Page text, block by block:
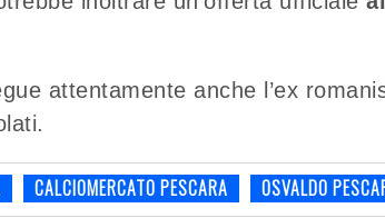
attentamente anche l’ex
CALCIOMERCATO PESCARA OSVALDO